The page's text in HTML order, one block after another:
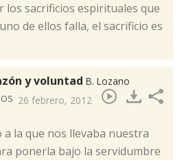
los sacrificios espirituales que
de ellos falla, el sacrificio es
y voluntad B. Lozano
26 febrero, 2012
a la que nos llevaba nuestra
ponerla bajo la servidumbre